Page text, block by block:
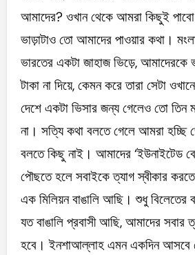
আমাদের? ওখান থেকে আমরা কিছুই পাবো
ভাড়াটাও তো আমাদের পাওয়ার কথা।
ভারতের একটা জাহাজ ভিড়ে, আমাদেরকে
টাকা না দিয়ে, কেমন করে তারা সেটা
দেশে একটা ভিসার জন্য গেলেও তো তিন
না। সত্যি কথা বলতে গেলে আমরা হচ্ছি
বলতে কিছু নাই। আমাদের ‘ইউনাইটেড
পৌছতে হলে সবাইকে ত্যাগ স্বীকার
এক মিলিয়ন বাঙালি আছি। শুধু বিলেতের
যত বাঙালি প্রবাসী আছি, আমাদের সবার
হবে। ইনশাআল্লাহ এমন একদিন আসবে